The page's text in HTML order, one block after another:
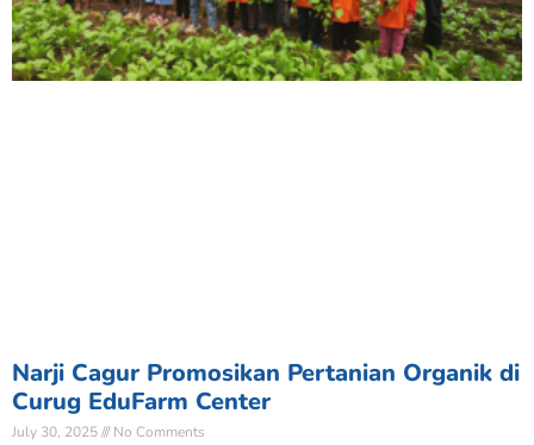
Narji Cagur Promosikan Pertanian Organik di
Curug EduFarm Center
July 30, 2025 No Comments